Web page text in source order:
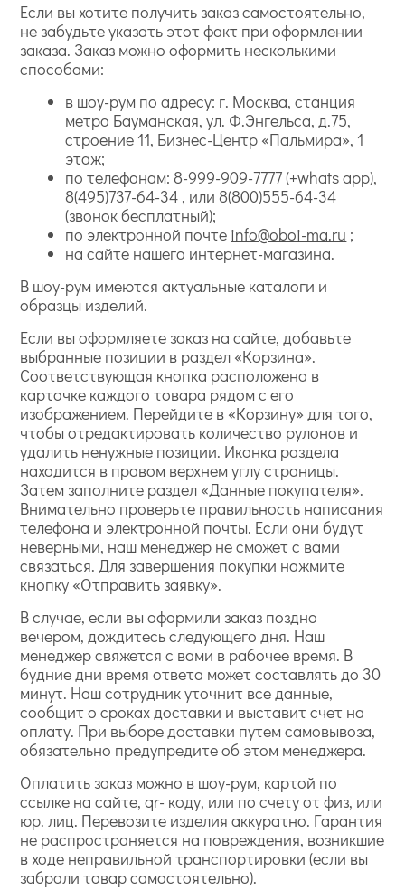
Если вы хотите получить заказ самостоятельно,
не забудьте указать этот факт при оформлении
заказа. Заказ можно оформить несколькими
способами:
в шоу-рум по адресу: г. Москва, станция
метро Бауманская, ул. Ф.Энгельса, д.75,
строение 11, Бизнес-Центр «Пальмира», 1
этаж;
по телефонам: 8-999-909-7777(+whats app),
8(495)737-64-34 , или 8(800)555-64-34
(звонок бесплатный);
по электронной почте info@oboi-ma.ru ;
на сайте нашего интернет-магазина.
В шоу-рум имеются актуальные каталоги и
образцы изделий.
Если вы оформляете заказ на сайте, добавьте
выбранные позиции в раздел «Корзина».
Соответствующая кнопка расположена в
карточке каждого товара рядом с его
изображением. Перейдите в «Корзину» для того,
чтобы отредактировать количество рулонов и
удалить ненужные позиции. Иконка раздела
находится в правом верхнем углу страницы.
Затем заполните раздел «Данные покупателя».
Внимательно проверьте правильность написания
телефона и электронной почты. Если они будут
неверными, наш менеджер не сможет с вами
связаться. Для завершения покупки нажмите
кнопку «Отправить заявку».
В случае, если вы оформили заказ поздно
вечером, дождитесь следующего дня. Наш
менеджер свяжется с вами в рабочее время. В
будние дни время ответа может составлять до 30
минут. Наш сотрудник уточнит все данные,
сообщит о сроках доставки и выставит счет на
оплату. При выборе доставки путем самовывоза,
обязательно предупредите об этом менеджера.
Оплатить заказ можно в шоу-рум, картой по
ссылке на сайте, qr- коду, или по счету от физ, или
юр. лиц. Перевозите изделия аккуратно. Гарантия
не распространяется на повреждения, возникшие
в ходе неправильной транспортировки (если вы
забрали товар самостоятельно).